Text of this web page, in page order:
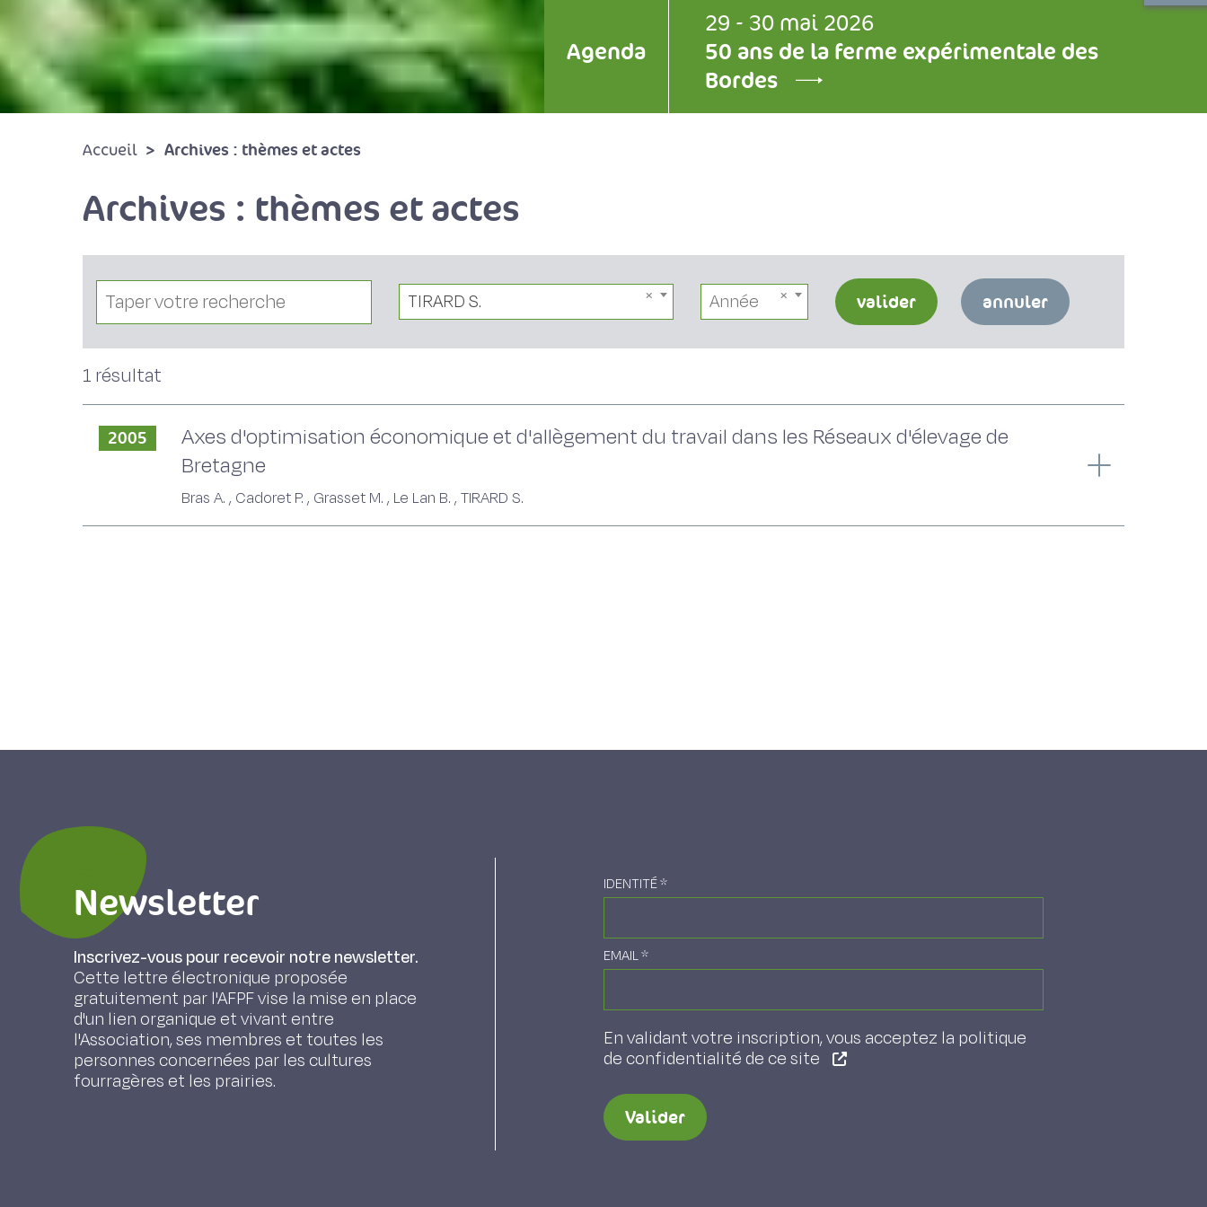
Agenda
29 - 30 mai 2026
50 ans de la ferme expérimentale des
Bordes
Accueil Archives : thèmes et actes
Archives : thèmes et actes
TIRARD S. Année valider annuler
1 résultat
2005
Axes d'optimisation économique et d'allègement du travail dans les Réseaux d'élevage de
Bretagne
Bras A. , Cadoret P. , Grasset M. , Le Lan B. , TIRARD S.
Newsletter
Inscrivez-vous pour recevoir notre newsletter.
Cette lettre électronique proposée
gratuitement par l'AFPF vise la mise en place
d'un lien organique et vivant entre
l'Association, ses membres et toutes les
personnes concernées par les cultures
fourragères et les prairies.
IDENTITÉ*
EMAIL*
En validant votre inscription, vous acceptez la politique
de confidentialité de ce site
Valider